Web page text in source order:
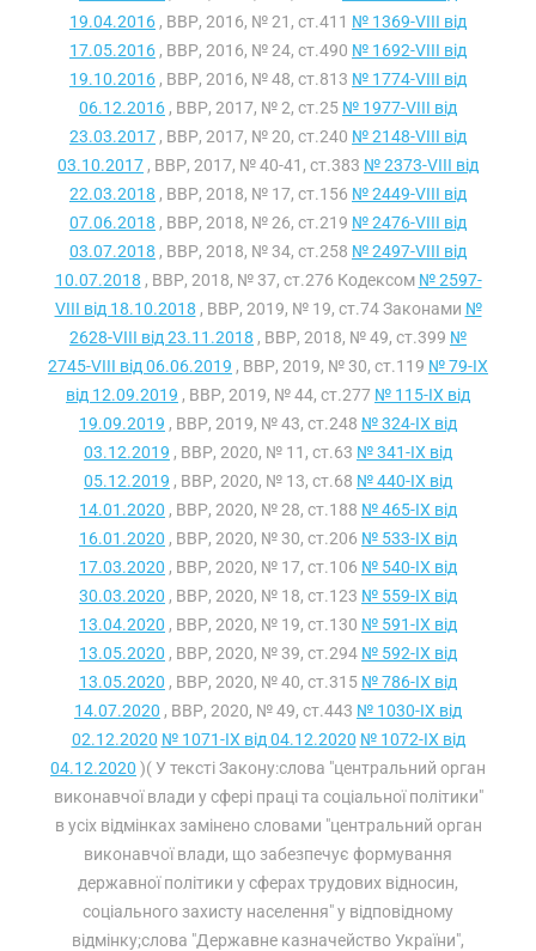
19.04.2016 , ВВР, 2016, № 21, ст.411 № 1369-VIII від
17.05.2016 , ВВР, 2016, № 24, ст.490 № 1692-VIII від
19.10.2016 , ВВР, 2016, № 48, ст.813 № 1774-VIII від
06.12.2016 , ВВР, 2017, № 2, ст.25 № 1977-VIII від
23.03.2017 , ВВР, 2017, № 20, ст.240 № 2148-VIII від
03.10.2017 , ВВР, 2017, № 40-41, ст.383 № 2373-VIII від
22.03.2018 , ВВР, 2018, № 17, ст.156 № 2449-VIII від
07.06.2018 , ВВР, 2018, № 26, ст.219 № 2476-VIII від
03.07.2018 , ВВР, 2018, № 34, ст.258 № 2497-VIII від
10.07.2018 , ВВР, 2018, № 37, ст.276 Кодексом № 2597-
VIII від 18.10.2018 , ВВР, 2019, № 19, ст.74 Законами №
2628-VIII від 23.11.2018 , ВВР, 2018, № 49, ст.399 №
2745-VIII від 06.06.2019 , ВВР, 2019, № 30, ст.119 № 79-IX
від 12.09.2019 , ВВР, 2019, № 44, ст.277 № 115-IX від
19.09.2019 , ВВР, 2019, № 43, ст.248 № 324-IX від
03.12.2019 , ВВР, 2020, № 11, ст.63 № 341-IX від
05.12.2019 , ВВР, 2020, № 13, ст.68 № 440-IX від
14.01.2020 , ВВР, 2020, № 28, ст.188 № 465-IX від
16.01.2020 , ВВР, 2020, № 30, ст.206 № 533-IX від
17.03.2020 , ВВР, 2020, № 17, ст.106 № 540-IX від
30.03.2020 , ВВР, 2020, № 18, ст.123 № 559-IX від
13.04.2020 , ВВР, 2020, № 19, ст.130 № 591-IX від
13.05.2020 , ВВР, 2020, № 39, ст.294 № 592-IX від
13.05.2020 , ВВР, 2020, № 40, ст.315 № 786-IX від
14.07.2020 , ВВР, 2020, № 49, ст.443 № 1030-IX від
02.12.2020 № 1071-IX від 04.12.2020 № 1072-IX від
04.12.2020 )( У тексті Закону:слова "центральний орган
виконавчої влади у сфері праці та соціальної політики"
в усіх відмінках замінено словами "центральний орган
виконавчої влади, що забезпечує формування
державної політики у сферах трудових відносин,
соціального захисту населення" у відповідному
відмінку;слова "Державне казначейство України",